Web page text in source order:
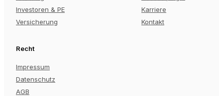
Investoren & PE
Versicherung
Karriere
Kontakt
Recht
Impressum
Datenschutz
AGB